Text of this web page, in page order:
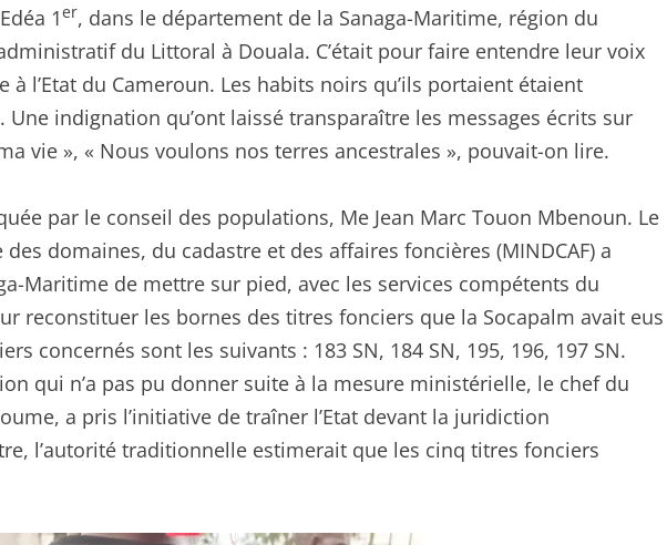
1er, dans le département de la Sanaga-Maritime, région du
du Littoral à Douala. C’était pour faire entendre leur voix
l’Etat du Cameroun. Les habits noirs qu’ils portaient étaient
indignation qu’ont laissé transparaître les messages écrits sur
vie », « Nous voulons nos terres ancestrales », pouvait-on lire.
par le conseil des populations, Me Jean Marc Touon Mbenoun. Le
domaines, du cadastre et des affaires foncières (MINDCAF) a
Maritime de mettre sur pied, avec les services compétents du
reconstituer les bornes des titres fonciers que la Socapalm avait eus
concernés sont les suivants : 183 SN, 184 SN, 195, 196, 197 SN.
qui n’a pas pu donner suite à la mesure ministérielle, le chef du
a pris l’initiative de traîner l’Etat devant la juridiction
l’autorité traditionnelle estimerait que les cinq titres fonciers